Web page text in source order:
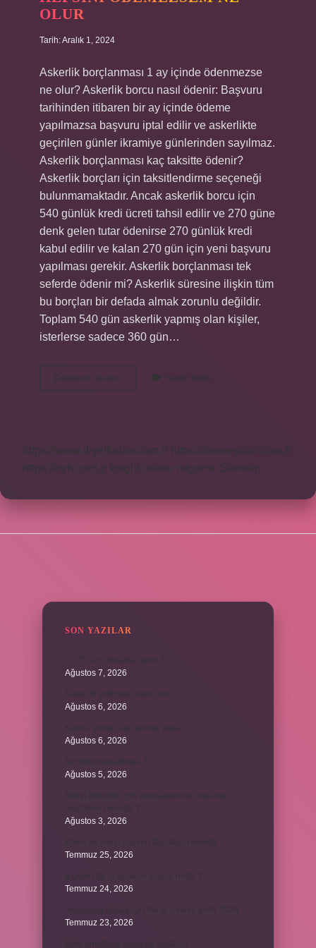
OLUR
Tarih: Aralık 1, 2024
Askerlik borçlanması 1 ay içinde ödenmezse
ne olur? Askerlik borcu nasıl ödenir: Başvuru
tarihinden itibaren bir ay içinde ödeme
yapılmazsa başvuru iptal edilir ve askerlikte
geçirilen günler ikramiye günlerinden sayılmaz.
Askerlik borçlanması kaç taksitte ödenir?
Askerlik borçları için taksitlendirme seçeneği
bulunmamaktadır. Ancak askerlik borcu için
540 günlük kredi ücreti tahsil edilir ve 270 güne
denk gelen tutar ödenirse 270 günlük kredi
kabul edilir ve kalan 270 gün için yeni başvuru
yapılması gerekir. Askerlik borçlanması tek
seferde ödenir mi? Askerlik süresine ilişkin tüm
bu borçları bir defada almak zorunlu değildir.
Toplam 540 gün askerlik yapmış olan kişiler,
isterlerse sadece 360 ​​gün…
Devamını okuyun
Borçlanması
Yorum Bırak
https://www.diyetforum.com.tr
https://heceegitim.com.tr
https://eyh.com.tr
knight online nttgame Sitemap
SON YAZILAR
Ağustos 7, 2026
Ağustos 6, 2026
Ağustos 6, 2026
Ağustos 5, 2026
Ağustos 3, 2026
Temmuz 25, 2026
Temmuz 24, 2026
Temmuz 23, 2026